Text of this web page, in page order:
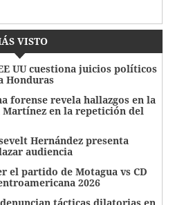
VISTO
UU cuestiona juicios políticos
Honduras
forense revela hallazgos en la
Martínez en la repetición del
Hernández presenta
audiencia
el partido de Motagua vs CD
2026
tácticas dilatorias en